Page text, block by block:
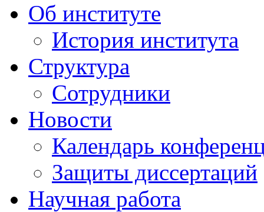
Об институте
История института
Структура
Сотрудники
Новости
Календарь
Защиты диссертаций
Научная работа